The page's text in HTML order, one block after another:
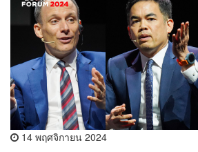
14 พฤศจิกายน 2024